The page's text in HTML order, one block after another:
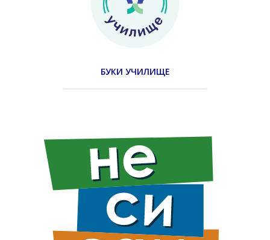
БУКИ УЧИЛИЩЕ